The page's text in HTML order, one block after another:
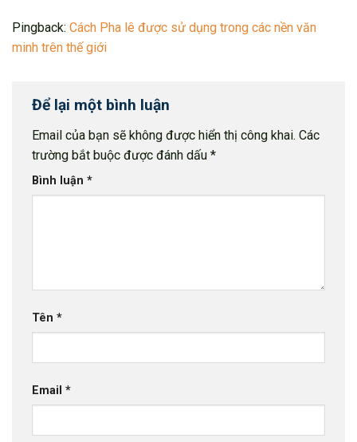
Pingback: Cách Pha lê được sử dụng trong các nền văn
minh trên thế giới
Để lại một bình luận
Email của bạn sẽ không được hiển thị công khai. Các
trường bắt buộc được đánh dấu *
Bình luận *
Tên *
Email *